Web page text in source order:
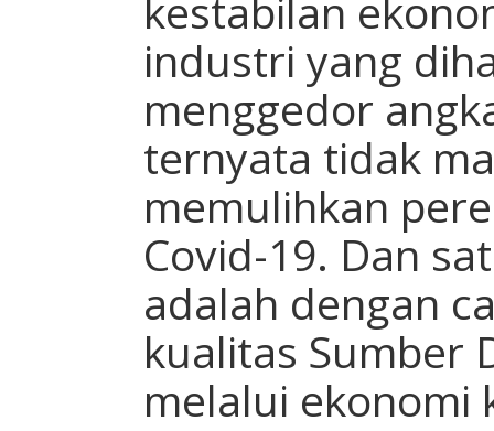
kestabilan
industri yang
menggedor
ternyata tidak
memulihkan
Covid-19. Dan
adalah dengan
kualitas Sumber
melalui ekonomi